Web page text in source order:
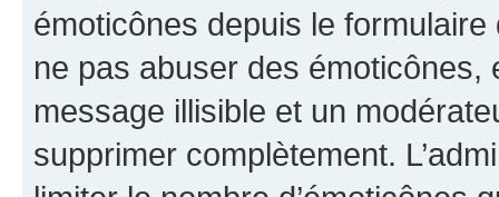
émoticônes depuis le
ne pas abuser des
message illisible et un
supprimer complètement.